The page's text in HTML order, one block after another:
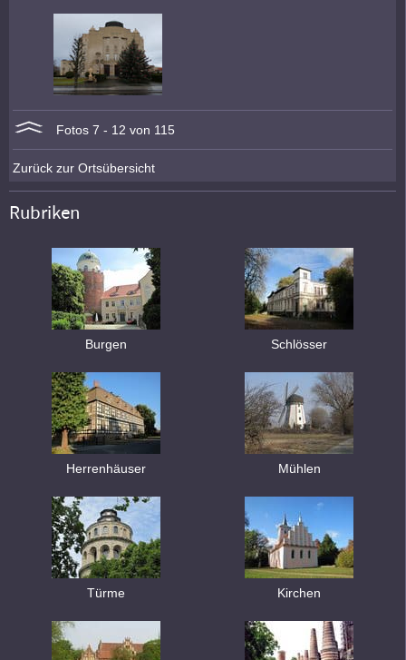
Fotos 7 - 12 von 115
Zurück zur Ortsübersicht
Rubriken
Burgen Schlösser
Herrenhäuser Mühlen
Türme Kirchen